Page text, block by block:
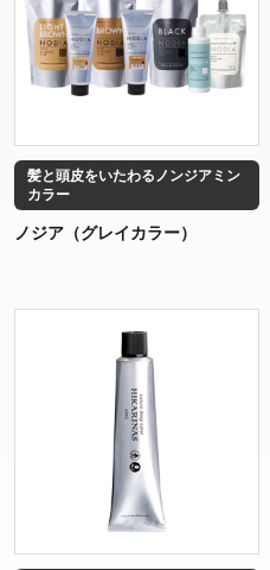
髪と頭皮をいたわるノンジアミン
カラー
ノジア（グレイカラー）